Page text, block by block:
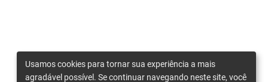
Usamos cookies para tornar sua experiência a mais
agradável possível. Se continuar navegando neste site, você